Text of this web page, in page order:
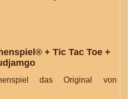
+ Tic Tac Toe +
das Original von